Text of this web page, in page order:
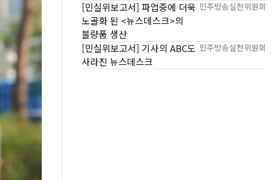
[민실위보고서] 파업중에 더욱
노골화 된 <뉴스데스크>의
불량품 생산
민주방송실천위원회
[민실위보고서] 기사의 ABC도
사라진 뉴스데스크
민주방송실천위원회